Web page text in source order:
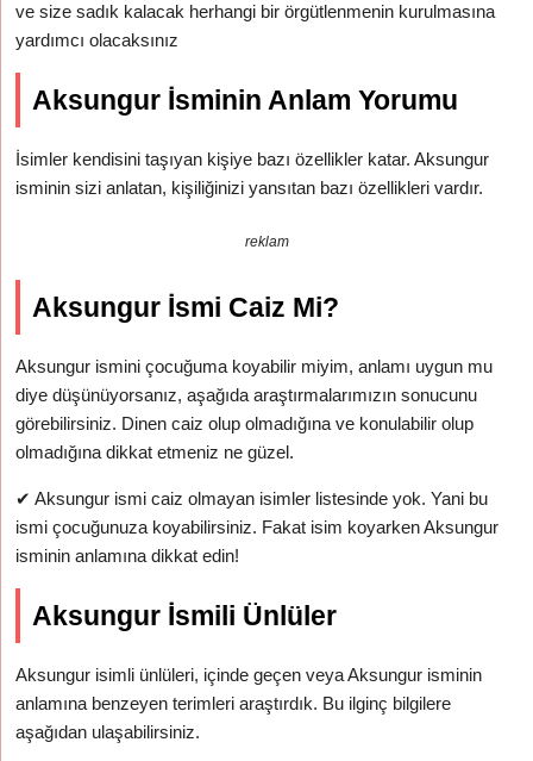
ve size sadık kalacak herhangi bir örgütlenmenin kurulmasına
yardımcı olacaksınız
Aksungur İsminin Anlam Yorumu
İsimler kendisini taşıyan kişiye bazı özellikler katar. Aksungur
isminin sizi anlatan, kişiliğinizi yansıtan bazı özellikleri vardır.
reklam
Aksungur İsmi Caiz Mi?
Aksungur ismini çocuğuma koyabilir miyim, anlamı uygun mu
diye düşünüyorsanız, aşağıda araştırmalarımızın sonucunu
görebilirsiniz. Dinen caiz olup olmadığına ve konulabilir olup
olmadığına dikkat etmeniz ne güzel.
✔ Aksungur ismi caiz olmayan isimler listesinde yok. Yani bu
ismi çocuğunuza koyabilirsiniz. Fakat isim koyarken Aksungur
isminin anlamına dikkat edin!
Aksungur İsmili Ünlüler
Aksungur isimli ünlüleri, içinde geçen veya Aksungur isminin
anlamına benzeyen terimleri araştırdık. Bu ilginç bilgilere
aşağıdan ulaşabilirsiniz.